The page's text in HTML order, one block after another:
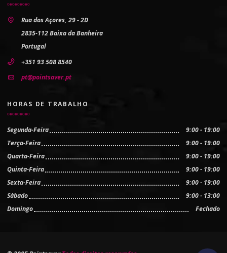
Rua dos Açores, 29 - 2D
2835-112 Baixa da Banheira
Portugal
+351 93 508 8540
pt@pointsaver.pt
HORAS DE TRABALHO
Segunda-Feira
9:00 - 19:00
Terça-Feira
9:00 - 19:00
Quarta-Feira
9:00 - 19:00
Quinta-Feira
9:00 - 19:00
Sexta-Feira
9:00 - 19:00
Sábado
9:00 - 13:00
Domingo
Fechado